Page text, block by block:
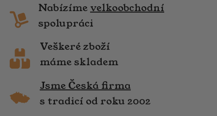
Nabízíme velkoobchodní
spolupráci
Veškeré zboží
máme skladem
Jsme Česká firma
s tradicí od roku 2002